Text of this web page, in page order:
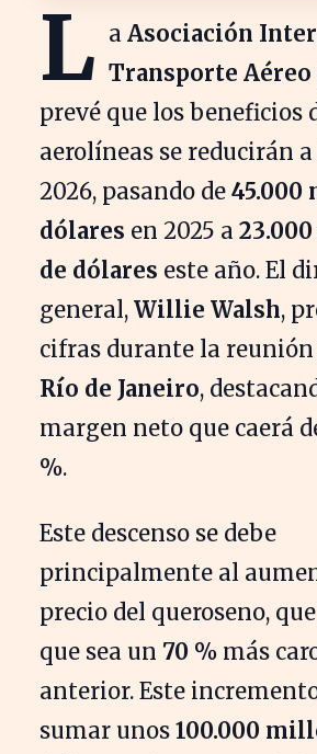
L a Asociación
Transporte Aéreo
prevé que los beneficios
aerolíneas se reducirán
2026, pasando de 45.000
dólares en 2025 a
de dólares este año. El
general, Willie Walsh,
cifras durante la
Río de Janeiro,
margen neto que caerá
%.
Este descenso se debe
principalmente al
precio del queroseno,
que sea un 70 % más
anterior. Este
sumar unos 100.000